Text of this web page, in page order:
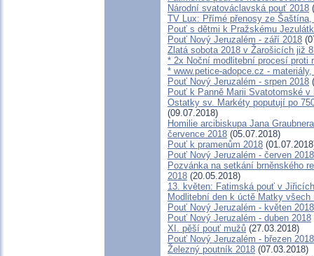
Národní svatováclavská pouť 2018
TV Lux: Přímé přenosy ze
Pouť s dětmi k Pražskému
Pouť Nový Jeruzalém - září 2018
Zlatá sobota 2018 v Žarošicích již
* 2x Noční modlitební procesí proti
* www.petice-adopce.cz -
Pouť Nový Jeruzalém - srpen 2018
Pouť k Panně Marii Svatotomské
Ostatky sv. Markéty poputují po
(09.07.2018)
Homilie arcibiskupa Jana
července 2018 (05.07.2018)
Pouť k pramenům 2018
Pouť Nový Jeruzalém - červen 2018
Pozvánka na setkání brněnského
2018 (20.05.2018)
13. květen: Fatimská pouť v
Modlitební den k úctě Matky
Pouť Nový Jeruzalém - květen 2018
Pouť Nový Jeruzalém - duben 2018
XI. pěší pouť mužů (27.03.2018)
Pouť Nový Jeruzalém - březen 2018
Železný poutník 2018 (07.03.2018)